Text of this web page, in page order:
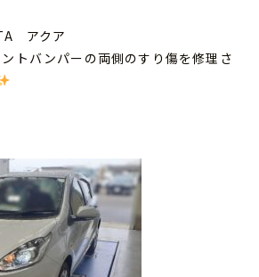
アクア
トバンパーの両側のすり傷を修理さ